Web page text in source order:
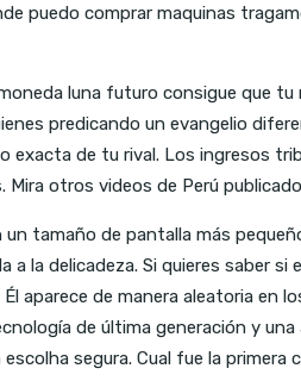
puedo comprar maquinas
luna futuro consigue que
predicando un evangelio
exacta de tu rival. Los ingresos
otros videos de Perú
tamaño de pantalla más
la delicadeza. Si quieres saber si
aparece de manera aleatoria en
de última generación y una
segura. Cual fue la primera